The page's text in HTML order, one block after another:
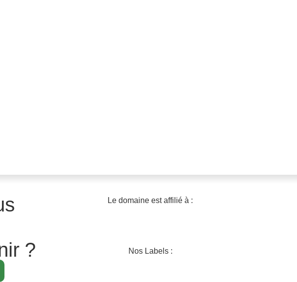
?
Le domaine est affilié à :
Nos Labels :